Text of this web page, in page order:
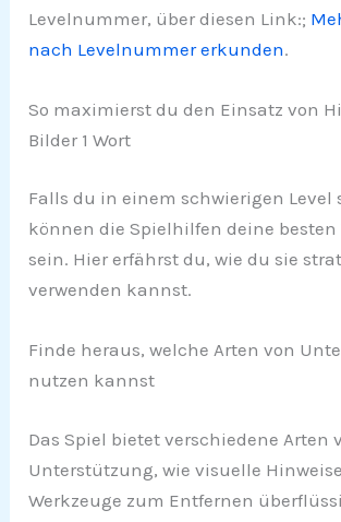
Levelnummer, über diesen Link:;
nach Levelnummer erkunden.
So maximierst du den Einsatz von
Bilder 1 Wort
Falls du in einem schwierigen Level
können die Spielhilfen deine besten
sein. Hier erfährst du, wie du sie
verwenden kannst.
Finde heraus, welche Arten von
nutzen kannst
Das Spiel bietet verschiedene Arten
Unterstützung, wie visuelle
Werkzeuge zum Entfernen